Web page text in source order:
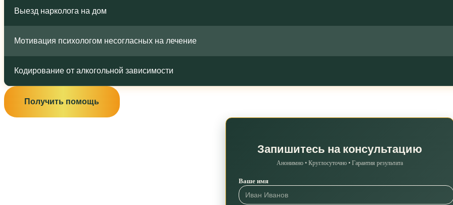
Выезд нарколога на дом
Мотивация психологом несогласных на лечение
Кодирование от алкогольной зависимости
Получить помощь
Запишитесь на консультацию
Анонимно • Круглосуточно • Гарантия результата
Ваше имя